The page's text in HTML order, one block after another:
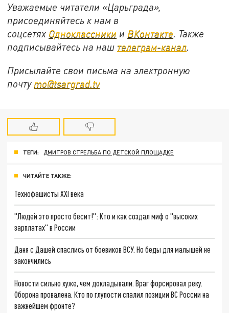
Уважаемые читатели «Царьграда»,
присоединяйтесь к нам в
соцсетях Одноклассники и ВКонтакте. Также
подписывайтесь на наш телеграм-канал.
Присылайте свои письма на электронную
почту mo@tsargrad.tv
ТЕГИ: ДМИТРОВ СТРЕЛЬБА ПО ДЕТСКОЙ ПЛОЩАДКЕ
ЧИТАЙТЕ ТАКЖЕ:
Технофашисты XXI века
"Людей это просто бесит!": Кто и как создал миф о "высоких
зарплатах" в России
Даня с Дашей спаслись от боевиков ВСУ. Но беды для малышей не
закончились
Новости сильно хуже, чем докладывали. Враг форсировал реку.
Оборона провалена. Кто по глупости спалил позиции ВС России на
важнейшем фронте?